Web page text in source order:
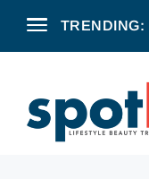
TRENDING: